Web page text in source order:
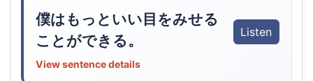
僕はもっといい目をみせる
ことができる。
Listen
View sentence details